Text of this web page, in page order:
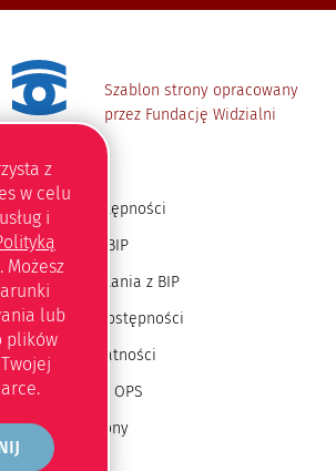
z
w celu
i
. Możesz
lub
plików
Szablon strony opracowany
przez Fundację Widzialni
Deklaracja dostępności
Redakcja BIP
korzystania z BIP
o dostępności
Polityka prywatności
Jesteśmy na OPS
Mapa strony